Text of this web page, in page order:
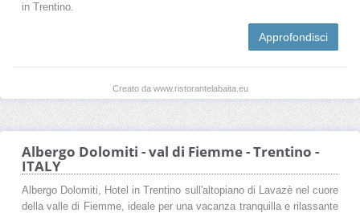
in Trentino.
Approfondisci
Creato da www.ristorantelabaita.eu
Albergo Dolomiti - val di Fiemme - Trentino -
ITALY
Albergo Dolomiti, Hotel in Trentino sull'altopiano di Lavazè nel cuore
della valle di Fiemme, ideale per una vacanza tranquilla e rilassante